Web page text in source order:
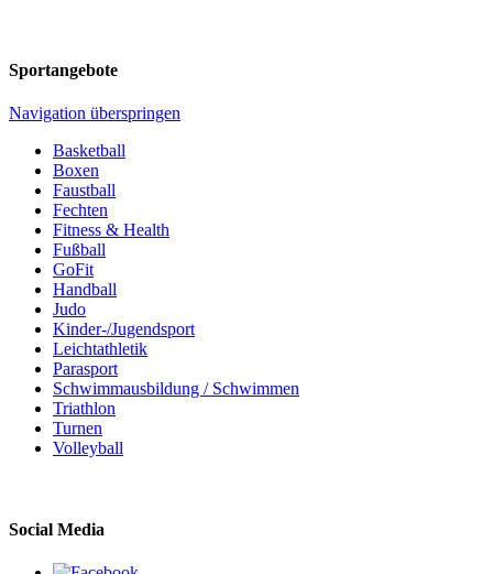
Sportangebote
Navigation überspringen
Basketball
Boxen
Faustball
Fechten
Fitness & Health
Fußball
GoFit
Handball
Judo
Kinder-/Jugendsport
Leichtathletik
Parasport
Schwimmausbildung / Schwimmen
Triathlon
Turnen
Volleyball
Social Media